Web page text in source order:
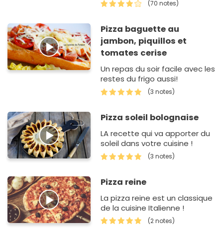
(70 notes)
Pizza baguette au
jambon, piquillos et
tomates cerise
Un repas du soir facile avec les
restes du frigo aussi!
(3 notes)
Pizza soleil bolognaise
LA recette qui va apporter du
soleil dans votre cuisine !
(3 notes)
Pizza reine
La pizza reine est un classique
de la cuisine Italienne !
(2 notes)